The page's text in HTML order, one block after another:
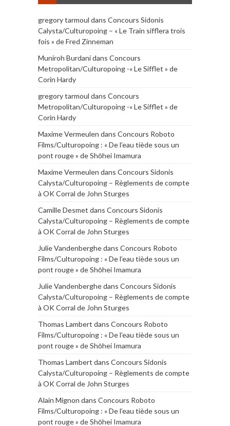
gregory tarmoul dans Concours Sidonis
Calysta/Culturopoing – « Le Train sifflera trois
fois » de Fred Zinneman
Muniroh Burdanidans Concours
Metropolitan/Culturopoing -« Le Sifflet » de
Corin Hardy
gregory tarmoul dans Concours
Metropolitan/Culturopoing -« Le Sifflet » de
Corin Hardy
Maxime Vermeulen dans Concours Roboto
Films/Culturopoing : « De l’eau tiède sous un
pont rouge » de Shōhei Imamura
Maxime Vermeulen dans Concours Sidonis
Calysta/Culturopoing – Règlements de compte
à OK Corral de John Sturges
Camille Desmet dans Concours Sidonis
Calysta/Culturopoing – Règlements de compte
à OK Corral de John Sturges
Julie Vandenberghedans Concours Roboto
Films/Culturopoing : « De l’eau tiède sous un
pont rouge » de Shōhei Imamura
Julie Vandenberghedans Concours Sidonis
Calysta/Culturopoing – Règlements de compte
à OK Corral de John Sturges
Thomas Lambert dans Concours Roboto
Films/Culturopoing : « De l’eau tiède sous un
pont rouge » de Shōhei Imamura
Thomas Lambert dans Concours Sidonis
Calysta/Culturopoing – Règlements de compte
à OK Corral de John Sturges
Alain Mignon dans Concours Roboto
Films/Culturopoing : « De l’eau tiède sous un
pont rouge » de Shōhei Imamura